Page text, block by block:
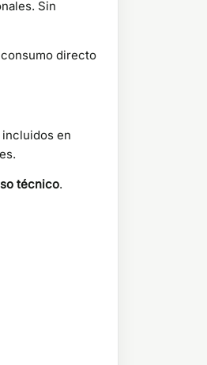
Sin
directo
en
técnico.